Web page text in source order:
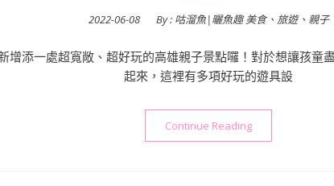
Posted
2022-06-08 By : 咕溜魚|曬魚趣 美食、旅遊、親子
增添一處超寬敞、超好玩的高雄親子景點囉！對於想讓孩童
起來，這裡有多項好玩的遊具設
Continue Reading“高雄親子景點》